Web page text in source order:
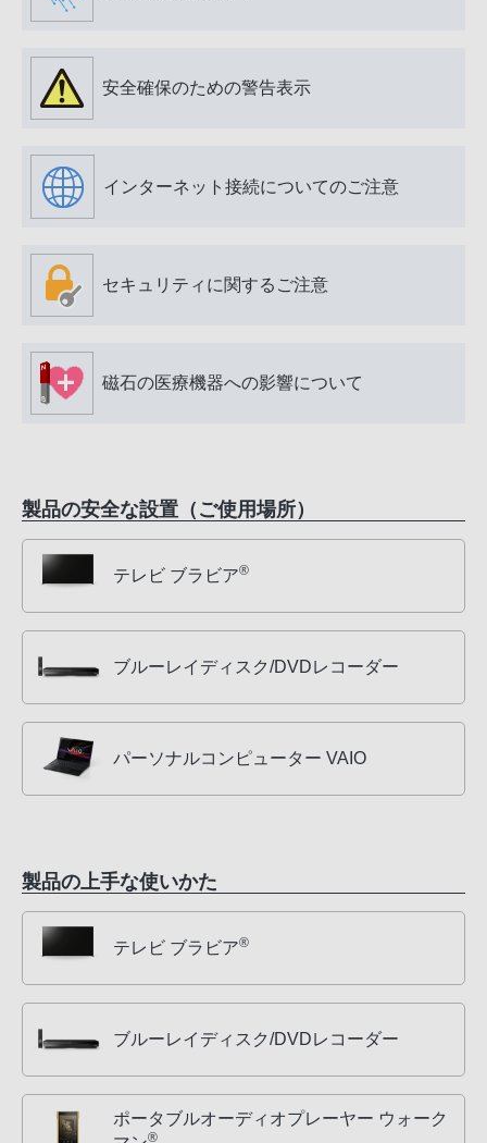
安全確保のための警告表示
インターネット接続についてのご注意
セキュリティに関するご注意
磁石の医療機器への影響について
製品の安全な設置（ご使用場所）
テレビ ブラビア®
ブルーレイディスク/DVDレコーダー
パーソナルコンピューター VAIO
製品の上手な使いかた
テレビ ブラビア®
ブルーレイディスク/DVDレコーダー
ポータブルオーディオプレーヤー ウォーク
®